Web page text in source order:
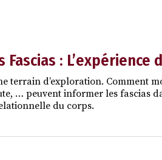
Fascias : L’expérience
terrain d’exploration. Comment
… peuvent informer les fascias
du corps.